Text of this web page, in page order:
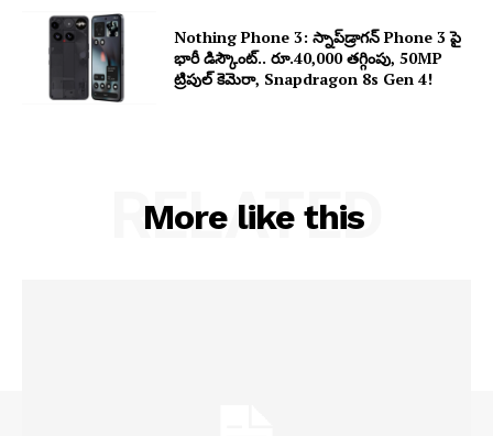
Nothing Phone 3: స్నాప్‌డ్రాగన్ Phone 3 పై
భారీ డిస్కౌంట్.. రూ.40,000 తగ్గింపు, 50MP
ట్రిపుల్ కెమెరా, Snapdragon 8s Gen 4!
More like this
RELATED